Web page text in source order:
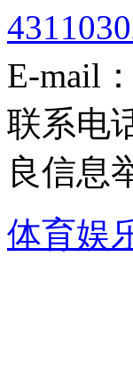
E-mail
联系电
良信息
体育娱